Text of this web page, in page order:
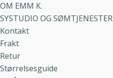
OM EMM K.
SYSTUDIO OG SØMTJENESTER
Kontakt
Frakt
Retur
Størrelsesguide